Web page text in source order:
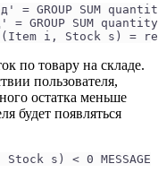
= GROUP SUM
= GROUP SUM
(Item i, Stock s)
по товару на складе.
пользователя,
остатка меньше
будет появляться
s) < 0